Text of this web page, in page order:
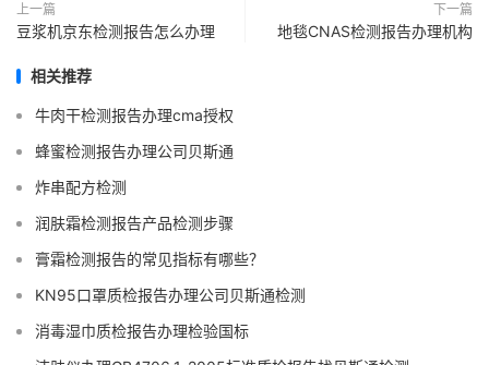
上一篇
豆浆机京东检测报告怎么办理
下一篇
地毯CNAS检测报告办理机构
相关推荐
牛肉干检测报告办理cma授权
蜂蜜检测报告办理公司贝斯通
炸串配方检测
润肤霜检测报告产品检测步骤
膏霜检测报告的常见指标有哪些？
KN95口罩质检报告办理公司贝斯通检测
消毒湿巾质检报告办理检验国标